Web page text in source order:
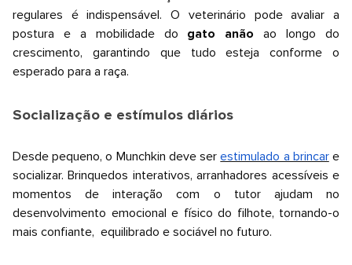
regulares é indispensável. O veterinário pode avaliar a
postura e a mobilidade do gato anão ao longo do
crescimento, garantindo que tudo esteja conforme o
esperado para a raça.
Socialização e estímulos diários
Desde pequeno, o Munchkin deve serestimulado a brincare
socializar. Brinquedos interativos, arranhadores acessíveis e
momentos de interação com o tutor ajudam no
desenvolvimento emocional e físico do filhote, tornando-o
mais confiante, equilibrado e sociável no futuro.